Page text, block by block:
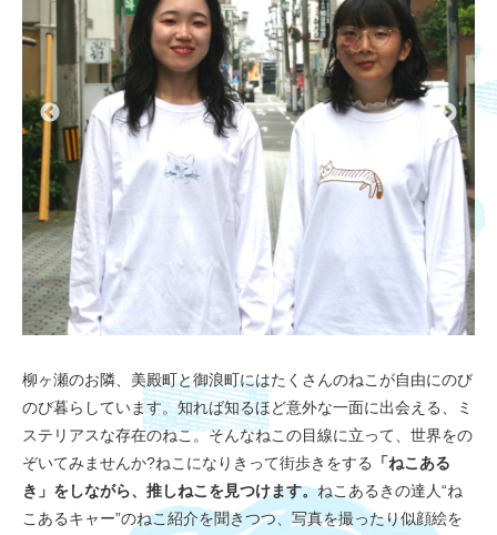
柳ヶ瀬のお隣、美殿町と御浪町にはたくさんのねこが自由にのび
のび暮らしています。知れば知るほど意外な一面に出会える、ミ
ステリアスな存在のねこ。そんなねこの目線に立って、世界をの
ぞいてみませんか?ねこになりきって街歩きをする
「ねこある
き」をしながら、推しねこを見つけます。ねこあるきの達人“ね
こあるキャー”のねこ紹介を聞きつつ、写真を撮ったり似顔絵を